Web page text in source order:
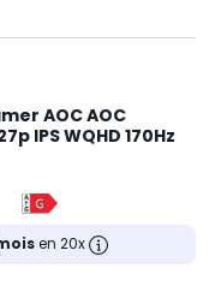
AOC AOC
IPS WQHD 170Hz
en 20x